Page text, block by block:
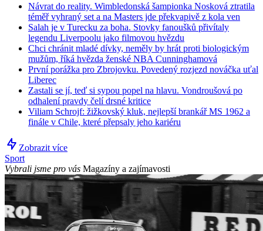
Návrat do reality. Wimbledonská šampionka Nosková ztratila
téměř vyhraný set a na Masters jde překvapivě z kola ven
Salah je v Turecku za boha. Stovky fanoušků přivítaly
legendu Liverpoolu jako filmovou hvězdu
Chci chránit mladé dívky, neměly by hrát proti biologickým
mužům, říká hvězda ženské NBA Cunninghamová
První porážka pro Zbrojovku. Povedený rozjezd nováčka uťal
Liberec
Zastali se jí, teď si sypou popel na hlavu. Vondroušová po
odhalení pravdy čelí drsné kritice
Viliam Schrojf: žižkovský kluk, nejlepší brankář MS 1962 a
finále v Chile, které přepsaly jeho kariéru
Zobrazit více
Sport
Vybrali jsme pro vás Magazíny a zajímavosti